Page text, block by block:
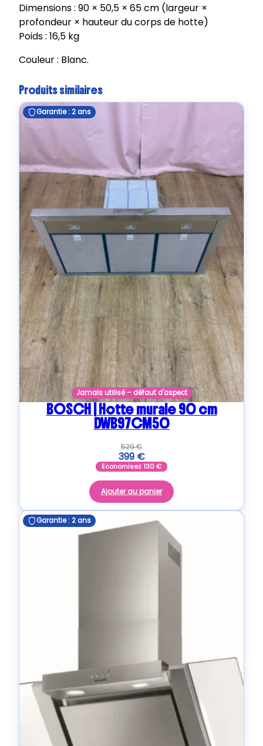
Dimensions : 90 × 50,5 × 65 cm (largeur ×
profondeur × hauteur du corps de hotte)
Poids : 16,5 kg
Couleur : Blanc.
Produits similaires
Garantie : 2 ans
Jamais utilisé – défaut d'aspect
BOSCH | Hotte murale 90 cm
DWB97CM50
529€
399 €
Economisez130€
Ajouter au panier
Garantie : 2 ans